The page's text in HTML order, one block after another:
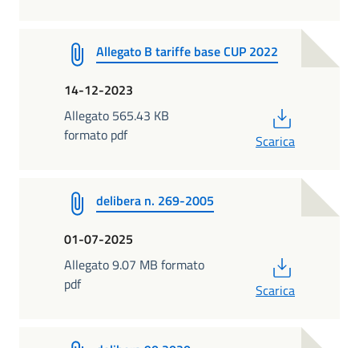
Allegato B tariffe base CUP 2022
14-12-2023
Allegato 565.43 KB
formato pdf
Scarica
delibera n. 269-2005
01-07-2025
Allegato 9.07 MB formato
pdf
Scarica